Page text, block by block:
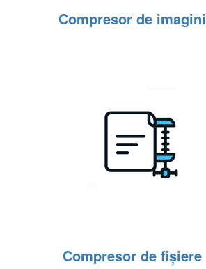
Compresor de imagini
Compresor de fișiere